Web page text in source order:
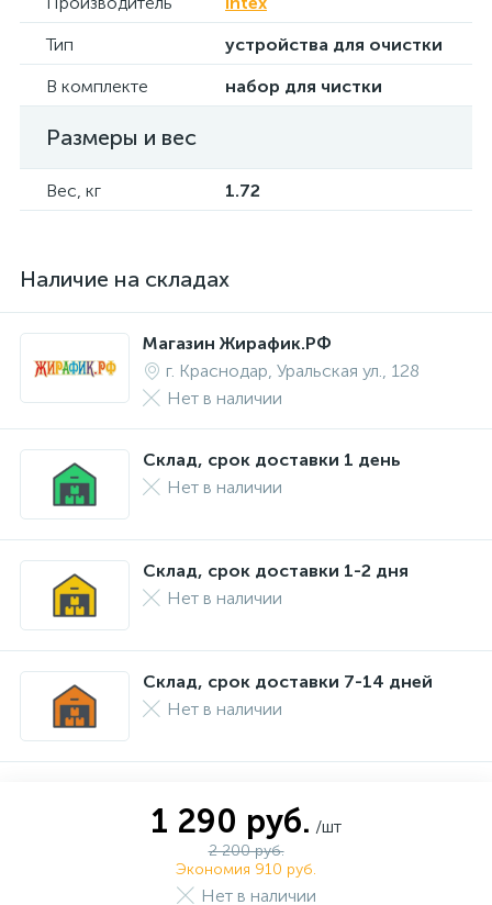
Тип
устройства для очистки
В комплекте
набор для чистки
Размеры и вес
Вес, кг 1.72
Наличие на складах
Магазин Жирафик.РФ
г. Краснодар, Уральская ул., 128
Нет в наличии
Склад, срок доставки 1 день
Нет в наличии
Склад, срок доставки 1-2 дня
Нет в наличии
Склад, срок доставки 7-14 дней
Нет в наличии
1 290 руб. /шт
2 200 руб.
Экономия 910 руб.
Нет в наличии